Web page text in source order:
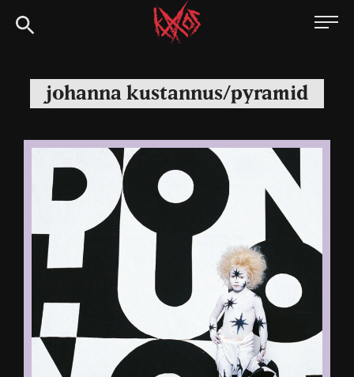
Siirry
suoraan
Kaaoszine
johanna kustannus/pyramid